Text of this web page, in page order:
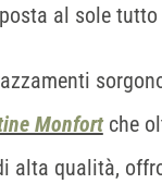
al sole
Monfortche
alta qualità,